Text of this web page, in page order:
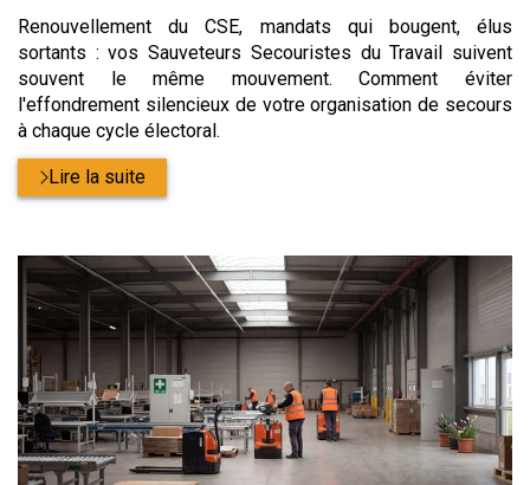
Renouvellement du CSE, mandats qui bougent, élus
sortants : vos Sauveteurs Secouristes du Travail suivent
souvent le même mouvement. Comment éviter
l'effondrement silencieux de votre organisation de secours
à chaque cycle électoral.
Lire la suite